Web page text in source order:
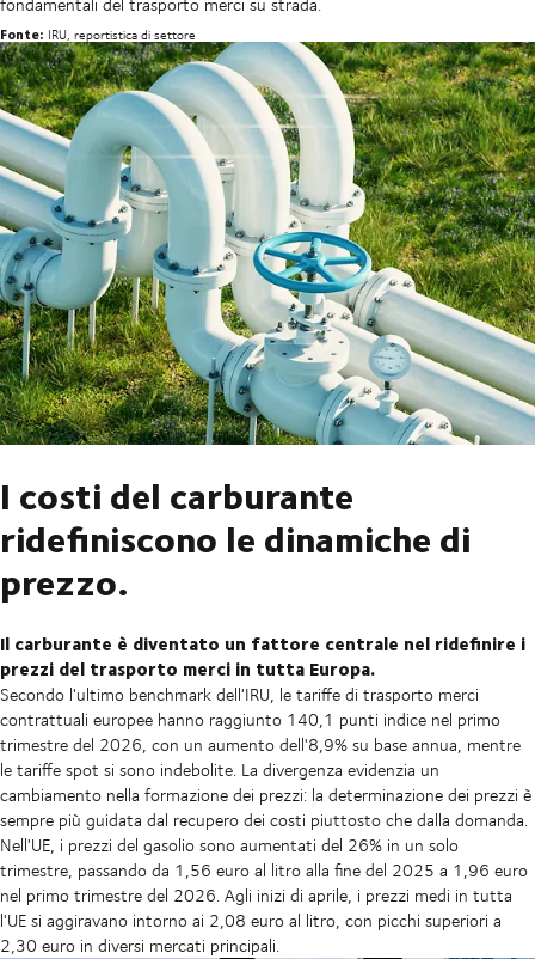
Fonte: IRU, reportistica di settore
I costi del carburante
ridefiniscono le dinamiche di
prezzo.
Il carburante è diventato un fattore centrale nel ridefinire i
prezzi del trasporto merci in tutta Europa.
Secondo l'ultimo benchmark dell'IRU, le tariffe di trasporto merci
contrattuali europee hanno raggiunto 140,1 punti indice nel primo
trimestre del 2026, con un aumento dell'8,9% su base annua, mentre
le tariffe spot si sono indebolite. La divergenza evidenzia un
cambiamento nella formazione dei prezzi: la determinazione dei prezzi è
sempre più guidata dal recupero dei costi piuttosto che dalla domanda.
Nell'UE, i prezzi del gasolio sono aumentati del 26% in un solo
trimestre, passando da 1,56 euro al litro alla fine del 2025 a 1,96 euro
nel primo trimestre del 2026. Agli inizi di aprile, i prezzi medi in tutta
l'UE si aggiravano intorno ai 2,08 euro al litro, con picchi superiori a
2,30 euro in diversi mercati principali.